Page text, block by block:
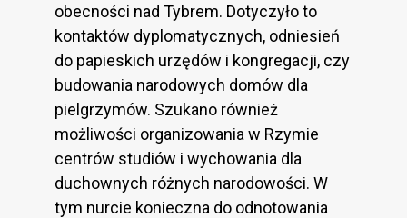
obecności nad Tybrem. Dotyczyło to
kontaktów dyplomatycznych, odniesień
do papieskich urzędów i kongregacji, czy
budowania narodowych domów dla
pielgrzymów. Szukano również
możliwości organizowania w Rzy­mie
centrów studiów i wychowania dla
duchownych różnych narodo­wości. W
tym nurcie konieczna do odnotowania